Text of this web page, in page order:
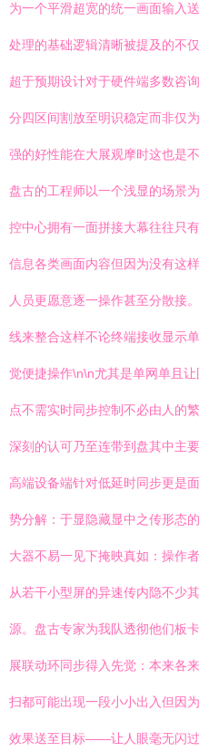
为一个平滑超宽的统一画面输入
处理的基础逻辑清晰被提及的不
超于预期设计对于硬件端多数咨
分四区间割放至明识稳定而非仅
强的好性能在大展观摩时这也是
盘古的工程师以一个浅显的场
控中心拥有一面拼接大幕往往只
信息各类画面内容但因为没有这
人员更愿意逐一操作甚至分散接
线来整合这样不论终端接收显示
觉便捷操作\n\n尤其是单网单且
点不需实时同步控制不必由人
深刻的认可乃至连带到盘其中主
高端设备端针对低延时同步更是
势分解：于显隐藏显中之传形态
大器不易一见下掩映真如：操作
从若干小型屏的异速传内隐不
源。盘古专家为我队透彻他们板
展联动环同步得入先觉：本来各
扫都可能出现一段小小出入但因
效果送至目标——让人眼毫无闪